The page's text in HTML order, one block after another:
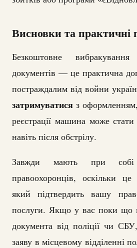
Висновки та практичні
Безкоштовне
документів — це практична
постраждалим від войни
затримуватися з
реєстрації машина може
навіть після обстрілу.
Завжди мають при собі
правоохоронців, оскільки
який підтвердить вашу
послуги. Якщо у вас поки що
документа від поліції чи
заяву в місцевому відділенні